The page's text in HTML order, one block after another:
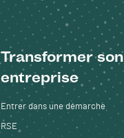
Transformer son
entreprise
Entrer dans une démarche
RSE